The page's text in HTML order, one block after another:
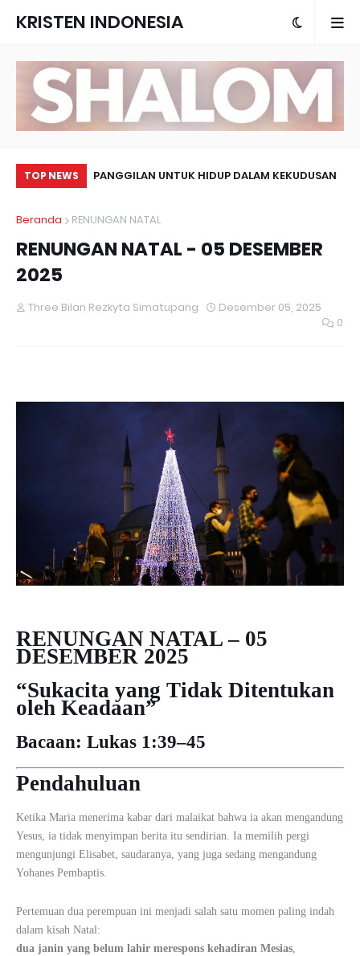
KRISTEN INDONESIA
TOP NEWS
CINTA UANG PANGGILAN UNTUK HIDUP DALAM KEKUDUSAN
Beranda
RENUNGAN NATAL
RENUNGAN NATAL - 05 DESEMBER
2025
Three Bilan Rezkyta Simatupang
Desember 05, 2025
0
RENUNGAN NATAL – 05
DESEMBER 2025
“Sukacita yang Tidak Ditentukan
oleh Keadaan”
Bacaan: Lukas 1:39–45
Pendahuluan
Ketika Maria menerima kabar dari malaikat bahwa ia akan mengandung
Yesus, ia tidak menyimpan berita itu sendirian. Ia memilih pergi
mengunjungi Elisabet, saudaranya, yang juga sedang mengandung
Yohanes Pembaptis.
Pertemuan dua perempuan ini menjadi salah satu momen paling indah
dalam kisah Natal:
dua janin yang belum lahir merespons kehadiran Mesias,